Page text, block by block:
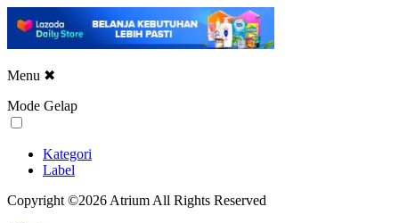
Menu ✖
Mode Gelap
Kategori
Label
Copyright ©2026 Atrium All Rights Reserved